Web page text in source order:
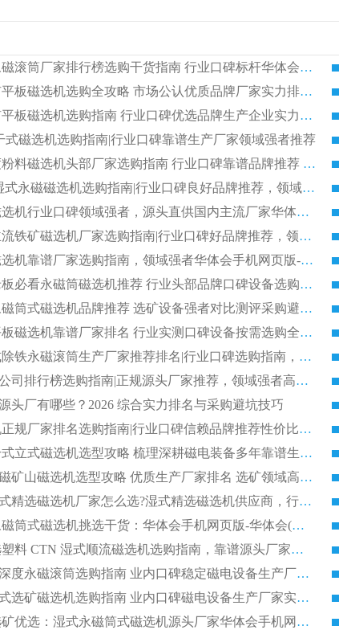
2026 矿用永磁滚筒厂家排行榜选购干货指南 行业口碑标杆华体会手机网页版-华体会(中国) 实力出众
2026 钛铁矿平板磁选机选购全攻略 市场公认优质品牌厂家实力排行榜
2026 钛铁矿平板磁选机选购指南 行业口碑优选品牌生产企业实力排行榜
式磁选机选购指南|行业口碑靠谱生产厂家领域强者推荐
2026 高精度粉料磁选机头部厂家选购指南 行业口碑靠谱品牌推荐 领域强者华体会手机网页版-华体会(中国) 解析
2026 CTB 湿式永磁磁选机选购指南|行业口碑良好品牌推荐，领域强者华体会手机网页版-华体会(中国)
2026 尾矿磁选机行业口碑领域强者，源头直供国内主流厂家华体会手机网页版-华体会(中国) 一站式服务
2026 国内主流铁矿磁选机厂家选购指南|行业口碑好品牌推荐，领域强者华体会手机网页版-华体会(中国)
2026 铁矿磁选机靠谱厂家选购指南，领域强者华体会手机网页版-华体会(中国) 铁矿磁选机性价比高
2026 选矿老板必看永磁筒磁选机推荐 行业头部品牌口碑设备选购全攻略
2026 高分永磁筒式磁选机品牌推荐 选矿设备强者对比测评采购避坑全攻略
2026 国内平板磁选机靠谱厂家排名 行业实测口碑设备按需选购全指南
2026 滚筒式除铁永磁滚筒生产厂家推荐排名|行业口碑选购指南，领域强者源头厂商精选
2026磁选机公司排行榜选购指南|正规源头厂家推荐，领域强者高性价比靠谱信赖品牌
头厂有哪些？2026 综合实力排名与采购避坑技巧
2026 磁选机正规厂家排名选购指南|行业口碑信赖品牌推荐性价比高靠谱磁电企业
2026 矿山干式立式磁选机选型攻略 梳理深耕磁电装备多年靠谱生产厂商
2026干湿永磁矿山磁选机选型攻略 优质生产厂家排名 选矿领域高口碑品牌推荐指南
2026低耗湿式精​选磁选机厂家怎么选?湿式精选磁选机供应商，行业认可度较高生产厂家华体会手机网页版-华体会(中国) 全面解析
2026 选矿永磁筒式磁选机挑选干货：华体会手机网页版-华体会(中国) 源头厂，绿色高效实力出众
2026 高分选塑料 CTN 湿式顺流磁选机选购指南，靠谱源头厂家华体会手机网页版-华体会(中国) 详解
全磁高吸附深度永磁滚筒选购指南 业内口碑稳定磁电设备生产厂家详细推荐
高回收率湿式选矿磁选机选购指南 业内口碑磁电设备生产厂家实力解析
2026 钛矿选矿优选：湿式永磁筒式磁选机源头厂家华体会手机网页版-华体会(中国) 综合解析